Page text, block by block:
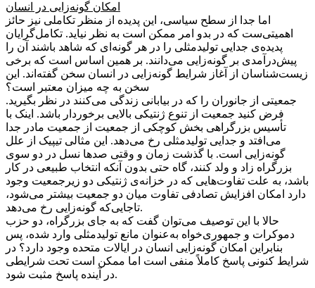
امکان گونه‌زایی در انسان
اما جدا از سطح سیاسی، این پدیده از منظر تکاملی نیز حائز
اهمیتی‌ست که در بدو امر ممکن است به نظر نیاید. تکامل‌گرایان
پدیده‌ی جدایی تولیدمثلی را در هر گونه‌ای که شاهد باشند آن را
پیش‌درآمدی بر گونه‌زایی می‌دانند. بر همین اساس است که برخی
زیست‌شناسان از آغاز شرایط گونه‌زایی در انسان سخن گفته‌اند. این
سخن به چه میزان معتبر است؟
جمعیتی از جانوران را که در بیابانی زندگی می‌کنند در نظر بگیرید.
فرض کنید جمعیت از تنوع ژنتیکی بالایی برخوردار باشد. اینک با
تأسیس بزرگراهی بخش کوچکی از جمعیت از جمعیت مادر جدا
می‌افتد و جدایی تولیدمثلی رخ می‌دهد. این مثالی تیپیک از علل
گونه‌زایی است. با گذشت زمان و وقتی صدها نسل در دو سوی
بزرگراه زاد و ولد کنند، گاه حتی بدون آنکه انتخاب طبیعی در کار
باشد، به علت تفاوت‌هایی که در خزانه‌ی ژنتیکی دو زیرجمعیت وجود
دارد امکان افزایش تصادفی تفاوت میان دو جمعیت بیشتر می‌شود،
تاجایی‌که گونه‌زایی رخ می‌دهد.
حالا با این توصیف می‌توان گفت که به جای بزرگراه، دو حزب
دموکرات و جمهوری‌خواه به‌عنوان مانع تولیدمثلی وارد شده، پس
بنابراین امکان گونه‌زایی انسان در ایالات متحده وجود دارد؟ در
شرایط کنونی پاسخ کاملاً منفی است اما ممکن است تحت شرایطی
در آینده پاسخ مثبت شود.